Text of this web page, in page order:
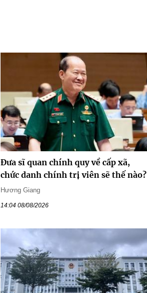
Đưa sĩ quan chính quy về cấp xã,
chức danh chính trị viên sẽ thế nào?
Hương Giang
14:04 08/08/2026